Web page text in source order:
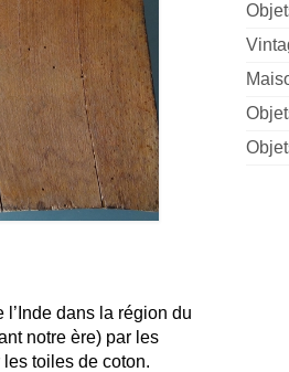
dans la région du
notre ère) par les
toiles de coton.